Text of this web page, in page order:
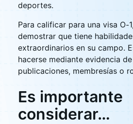
deportes.
Para calificar para una visa O-
demostrar que tiene
extraordinarios en su campo.
hacerse mediante evidencia
publicaciones, membresías o
Es importante
considerar…